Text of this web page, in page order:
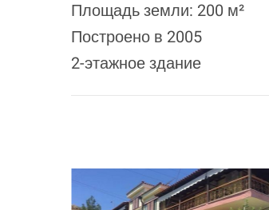
Площадь земли: 200 м²
Построено в 2005
2-этажное здание